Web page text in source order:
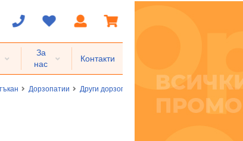
За
нас
Контакти
Дорзопатии Други дорзопатии Дорзалгия